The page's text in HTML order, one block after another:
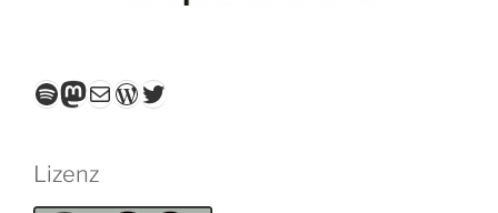
Spotify
Mastodon
E-MailWordPress
Twitter
Lizenz